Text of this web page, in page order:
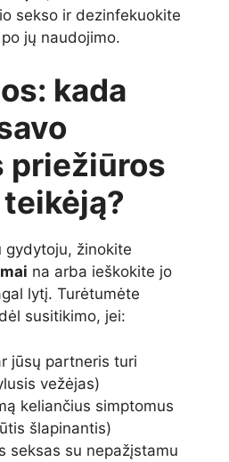
sekso ir dezinfekuokite
jų naudojimo.
kada
priežiūros
gydytoju, žinokite
na arba ieškokite jo
lytį. Turėtumėte
susitikimo, jei:
jūsų partneris turi
vežėjas)
keliančius simptomus
šlapinantis)
seksas su nepažįstamu